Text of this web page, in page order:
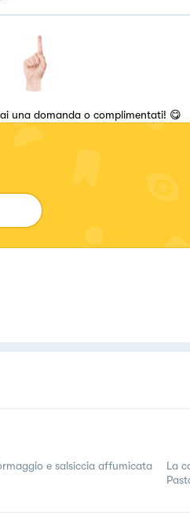
una domanda o complimentati! 😋
e salsiccia affumicata
La